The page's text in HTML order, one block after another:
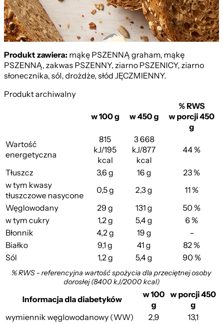
Wieloziarnisty
Produkt zawiera: mąkę PSZENNĄ graham, mąkę
PSZENNĄ, zakwas PSZENNY, ziarno PSZENICY, ziarno
słonecznika, sól, drożdże, słód JĘCZMIENNY.
Produkt archiwalny
w 100 g w 450 g
% RWS
w porcji 450
g
Wartość
energetyczna
815
kJ/195
kcal
3 668
kJ/877
kcal
44 %
Tłuszcz 3,6 g 16 g
23 %
w tym kwasy
tłuszczowe nasycone
0,5 g 2,3 g
11 %
Węglowodany
29 g 131 g
50 %
w tym cukry
1,2 g 5,4 g
6 %
Błonnik
4,2 g 19 g
–
Białko
9,1 g 41 g
82 %
Sól
1,2 g 5,4 g 90 %
% RWS - referencyjna wartość spożycia dla przeciętnej osoby
dorosłej (8400 kJ/2000 kcal)
Informacja dla diabetyków
w 100
g
w porcji 450
g
wymiennik węglowodanowy (WW)
2,9
13,1